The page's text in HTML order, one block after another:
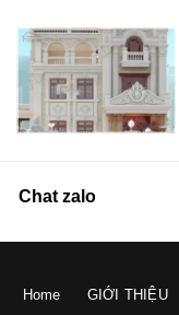
Chat zalo
Home GIỚI THIỆU